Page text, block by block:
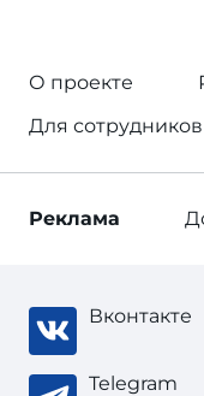
О проекте
Для сотрудников
Реклама
Вконтакте
Telegram